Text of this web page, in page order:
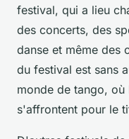
festival, qui a lieu
des concerts, des
danse et même des
du festival est sans
monde de tango, où
s'affrontent pour le